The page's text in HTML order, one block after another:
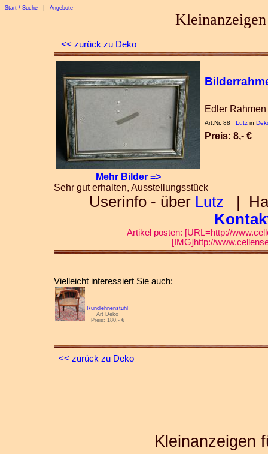
Start / Suche Angebote
<< zurück zu Deko
Mehr Bilder =>
Edler
Art.Nr. 88 Lutz in
Preis: 8,- €
Sehr gut erhalten, Ausstellungsstück
Userinfo - über Lutz |
Artikel posten: [URL=http://
[IMG]http://
Vielleicht interessiert Sie auch:
Rundlehnenstuhl
Art Deko
Preis: 180,- €
<< zurück zu Deko
Kleinanzeigen